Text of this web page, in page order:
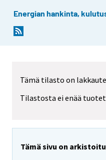
Energian hankinta,
Tämä tilasto on
Tilastosta ei enää
Tämä sivu on